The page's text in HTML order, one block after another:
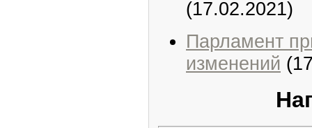
(17.02.2021)
Парламент
изменений